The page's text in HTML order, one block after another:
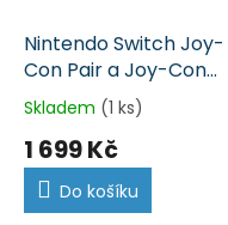
Nintendo Switch Joy-
Con Pair a Joy-Con
Charging Grip (Switch)
Skladem (1 ks)
1 699 Kč
Do košíku